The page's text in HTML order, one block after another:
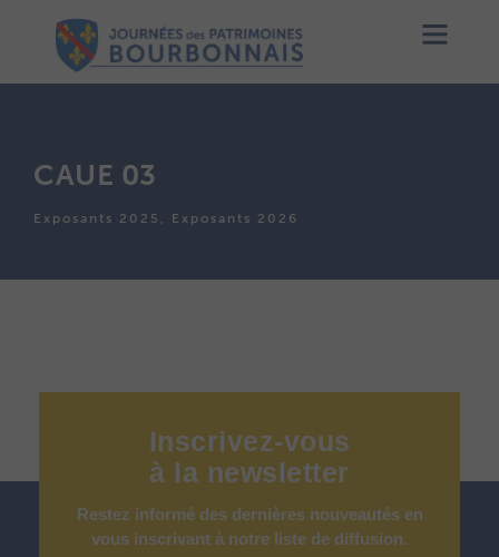
CAUE 03
Exposants 2025, Exposants 2026
Inscrivez-vous
à la newsletter
Restez informé des dernières nouveautés en
vous inscrivant à notre liste de diffusion.